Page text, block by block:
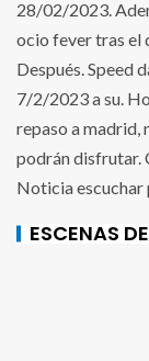
28/02/2023.
ocio fever tras el
Después. Speed
7/2/2023 a su.
repaso a madrid,
podrán disfrutar.
Noticia
ESCENAS